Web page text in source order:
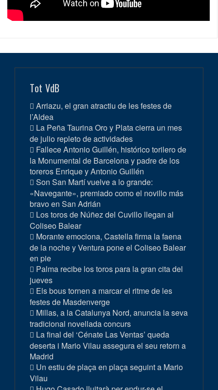
Tot VdB
Arriazu, el gran atractiu de les festes de
l’Aldea
La Peña Taurina Oro y Plata cierra un mes
de julio repleto de actividades
Fallece Antonio Guillén, histórico torilero de
la Monumental de Barcelona y padre de los
toreros Enrique y Antonio Guillén
Son San Martí vuelve a lo grande:
«Navegante», premiado como el novillo más
bravo en San Adrián
Los toros de Núñez del Cuvillo llegan al
Coliseo Balear
Morante emociona, Castella firma la faena
de la noche y Ventura pone el Coliseo Balear
en pie
Palma recibe los toros para la gran cita del
jueves
Els bous tornen a marcar el ritme de les
festes de Masdenverge
Millas, a la Catalunya Nord, anuncia la seva
tradicional novellada concurs
La final del ‘Cénate Las Ventas’ queda
deserta i Mario Vilau assegura el seu retorn a
Madrid
Un estiu de plaça en plaça seguint a Mario
Vilau